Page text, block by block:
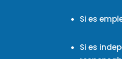
Si es
Si es